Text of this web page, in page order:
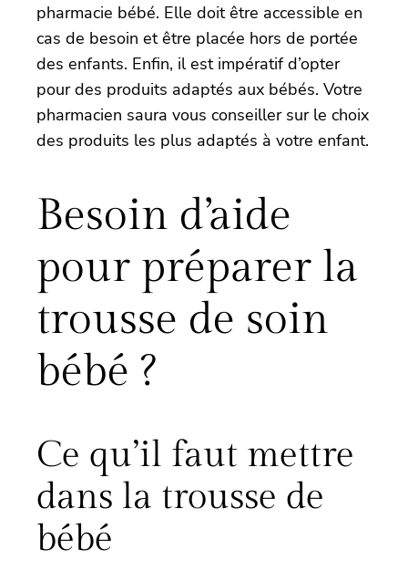
pharmacie bébé. Elle doit être accessible en
cas de besoin et être placée hors de portée
des enfants. Enfin, il est impératif d’opter
pour des produits adaptés aux bébés. Votre
pharmacien saura vous conseiller sur le choix
des produits les plus adaptés à votre enfant.
Besoin d’aide
pour préparer la
trousse de soin
bébé ?
Ce qu’il faut mettre
dans la trousse de
bébé